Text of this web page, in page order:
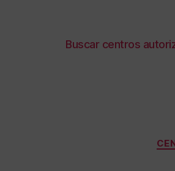
Buscar centros